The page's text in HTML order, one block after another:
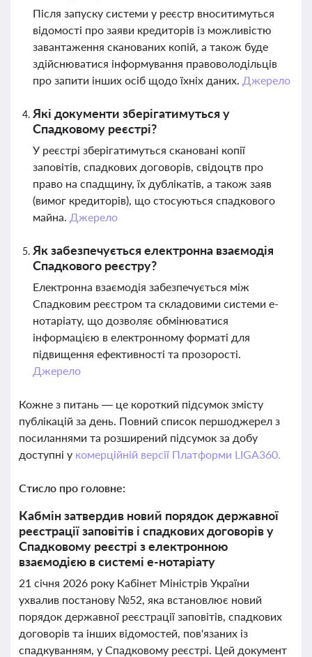
Після запуску системи у реєстр вноситимуться
відомості про заяви кредиторів із можливістю
завантаження сканованих копій, а також буде
здійснюватися інформування правоволодільців
про запити інших осіб щодо їхніх даних. Джерело
Які документи зберігатимуться у
Спадковому реєстрі?
У реєстрі зберігатимуться скановані копії
заповітів, спадкових договорів, свідоцтв про
право на спадщину, їх дублікатів, а також заяв
(вимог кредиторів), що стосуються спадкового
майна. Джерело
Як забезпечується електронна взаємодія
Спадкового реєстру?
Електронна взаємодія забезпечується між
Спадковим реєстром та складовими системи е-
нотаріату, що дозволяє обмінюватися
інформацією в електронному форматі для
підвищення ефективності та прозорості.
Джерело
Кожне з питань — це короткий підсумок змісту
публікацій за день. Повний список першоджерел з
посиланнями та розширений підсумок за добу
доступні у комерційній версії Платформи LIGA360.
Стисло про головне:
Кабмін затвердив новий порядок державної
реєстрації заповітів і спадкових договорів у
Спадковому реєстрі з електронною
взаємодією в системі е-нотаріату
21 січня 2026 року Кабінет Міністрів України
ухвалив постанову №52, яка встановлює новий
порядок державної реєстрації заповітів, спадкових
договорів та інших відомостей, пов'язаних із
спадкуванням, у Спадковому реєстрі. Цей документ